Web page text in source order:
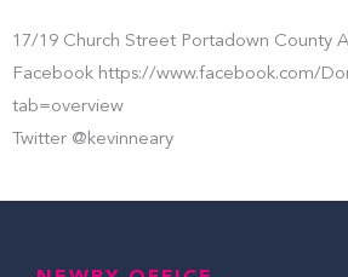
17/19 Church Street Portadown County
Facebook https://www.facebook.com/
tab=overview
Twitter @kevinneary